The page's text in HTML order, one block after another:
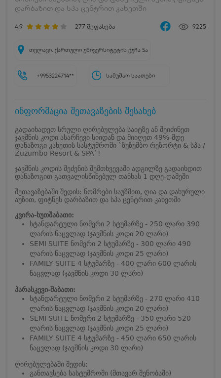
დარბაზით და სპა ცენტრით კახეთში
4.9 277 შეფასება 9225
თელავი. ქართული უნივერსიტეტის ქუჩა 5ა
+9953224714** სამუშაო საათები
ინფორმაცია შეთავაზების შესახებ
გადაიხადეთ სრული ღირებულება საიტზე ან შეიძინეთ
ჯავშნის კოდი ასარჩევი სიიდან და მიიღეთ 49%-მდე
დანაზოგი კახეთის სასტუმროში `ზუზუმბო რეზორტი & სპა /
Zuzumbo Resort & SPA`!
ჯავშნის კოდის შეძენის შემთხვევაში ადგილზე გადაიხდით
დანაზოგით გათვალისწინებულ თანხას 1 დღე-ღამეში
შეთავაზებაში შედის: ნომრები საუზმით, ღია და დახურული
აუზით, ფიტნეს დარბაზით და სპა ცენტრით კახეთში
კვირა-ხუთშაბათი:
სტანდარტული ნომერი 2 სტუმარზე - 250 ლარი 390
ლარის ნაცვლად (ჯავშნის კოდი 20 ლარი)
SEMI SUITE ნომერი 2 სტუმარზე - 300 ლარი 490
ლარის ნაცვლად (ჯავშნის კოდი 25 ლარი)
FAMILY SUITE 4 სტუმარზე - 400 ლარი 600 ლარის
ნაცვლად (ჯავშნის კოდი 30 ლარი)
პარასკევი-შაბათი:
სტანდარტული ნომერი 2 სტუმარზე - 270 ლარი 410
ლარის ნაცვლად (ჯავშნის კოდი 20 ლარი)
SEMI SUITE ნომერი 2 სტუმარზე - 350 ლარი 520
ლარის ნაცვლად (ჯავშნის კოდი 25 ლარი)
FAMILY SUITE 4 სტუმარზე - 450 ლარი 650 ლარის
ნაცვლად (ჯავშნის კოდი 30 ლარი)
ღირებულებაში შედის:
განთავსება სასტუმროში (მთავარ შენობაში)